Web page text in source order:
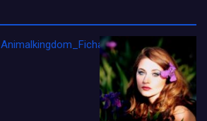
Animalkingdom_FichaCine